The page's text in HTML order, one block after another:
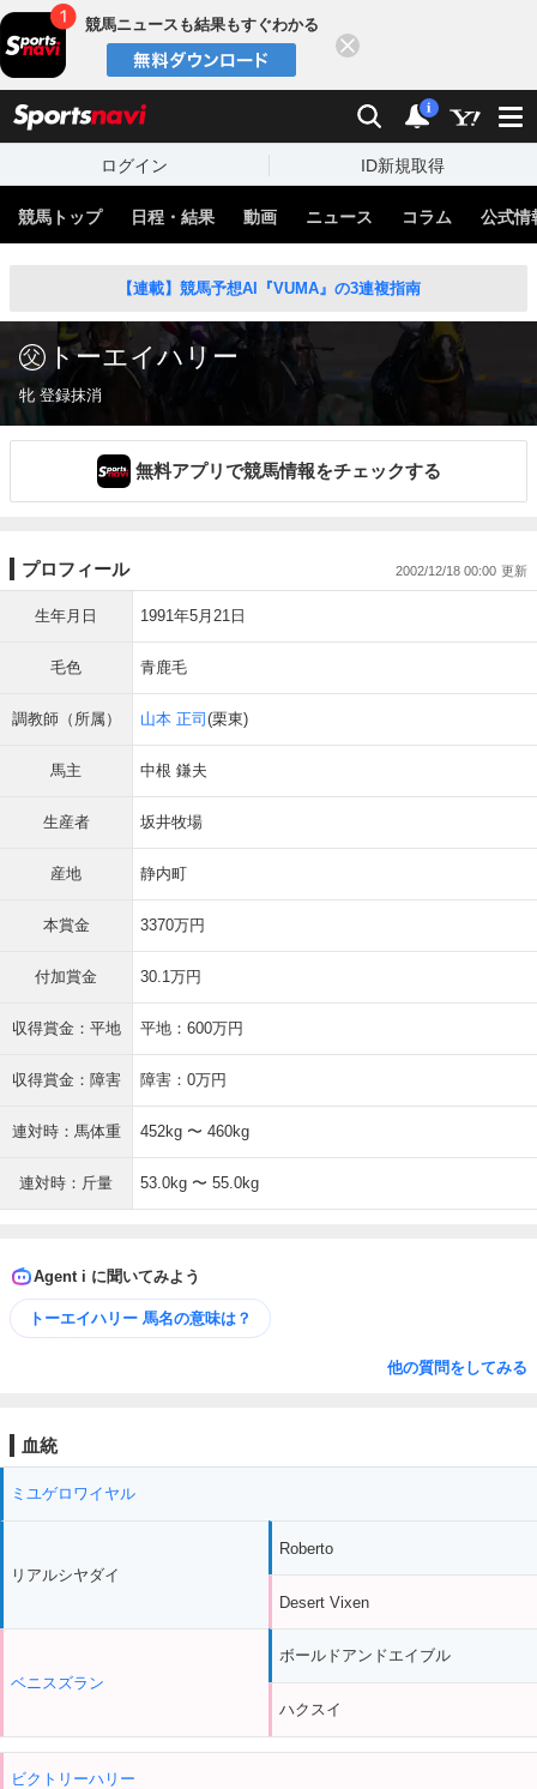
競馬ニュースも結果もすぐわかる
検索 通知
i
ログイン ID新規取得
競馬トップ 日程・結果 動画 ニュース コラム 公式情
【連載】競馬予想AI『VUMA』の3連複指南
トーエイハリー
牝 登録抹消
無料アプリで競馬情報をチェックする
プロフィール 2002/12/18 00:00
生年月日 1991年5月21日
毛色 青鹿毛
調教師（所属） 山本 正司 (栗東)
馬主 中根 鎌夫
生産者 坂井牧場
産地 静内町
本賞金 3370万円
付加賞金 30.1万円
収得賞金：平地 平地：600万円
収得賞金：障害 障害：0万円
連対時：馬体重 452kg 〜 460kg
連対時：斤量 53.0kg 〜 55.0kg
Agent i に聞いてみよう
トーエイハリー 馬名の意味は？
他の質問をしてみる
血統
ミユゲロワイヤル
リアルシヤダイ
ベニスズラン
Roberto
Desert Vixen
ボールドアンドエイブル
ハクスイ
ビクトリーハリー